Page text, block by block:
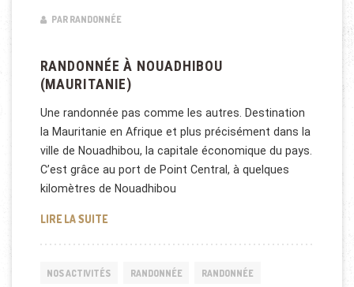
PAR RANDONNÉE
RANDONNÉE À NOUADHIBOU
(MAURITANIE)
Une randonnée pas comme les autres. Destination
la Mauritanie en Afrique et plus précisément dans la
ville de Nouadhibou, la capitale économique du pays.
C’est grâce au port de Point Central, à quelques
kilomètres de Nouadhibou
LIRE LA SUITERANDONNÉE À NOUADHIBOU (MAURITANIE)
NOS ACTIVITÉS RANDONNÉE RANDONNÉE